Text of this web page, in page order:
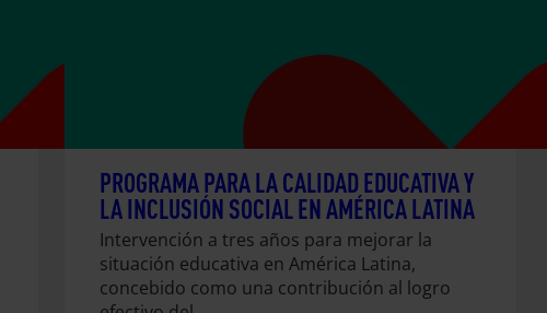
PROGRAMA PARA LA CALIDAD EDUCATIVA Y
LA INCLUSIÓN SOCIAL EN AMÉRICA LATINA
Intervención a tres años para mejorar la
situación educativa en América Latina,
concebido como una contribución al logro